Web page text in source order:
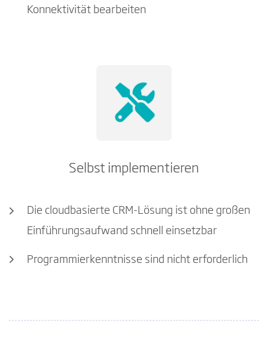
Konnektivität bearbeiten
Selbst implementieren
Die cloudbasierte CRM-Lösung ist ohne großen
Einführungsaufwand schnell einsetzbar
Programmierkenntnisse sind nicht erforderlich